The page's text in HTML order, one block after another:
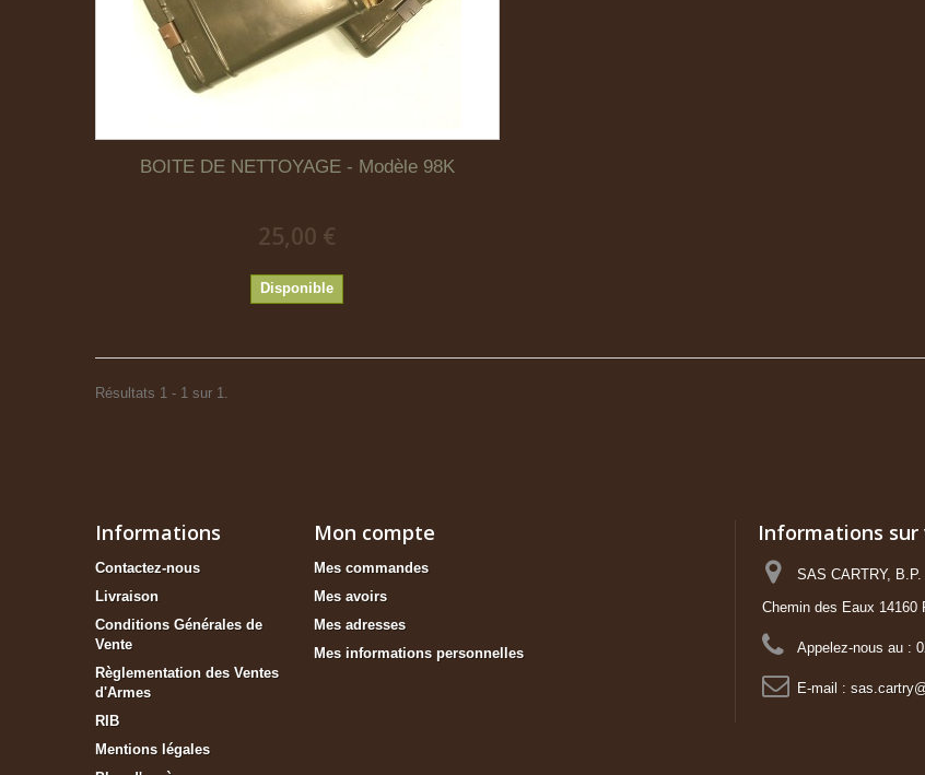
BOITE DE NETTOYAGE - Modèle 98K
25,00 €
Disponible
Résultats 1 - 1 sur 1.
Informations
Contactez-nous
Livraison
Conditions Générales de
Vente
Règlementation des Ventes
d'Armes
RIB
Mentions légales
Mon compte
Mes commandes
Mes avoirs
Mes adresses
Mes informations personnelles
Informations
SAS CARTRY,
Chemin des Eaux 14160
Appelez-nous au :
E-mail :